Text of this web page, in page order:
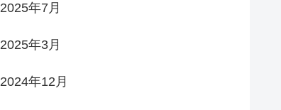
2025年7月
2025年3月
2024年12月